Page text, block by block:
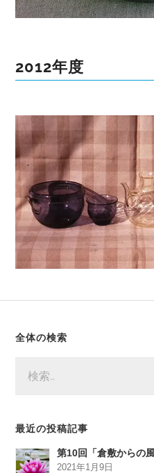
2012年度
全体の検索
索:
最近の投稿記事
第10回「倉敷からの
2021年1月9日